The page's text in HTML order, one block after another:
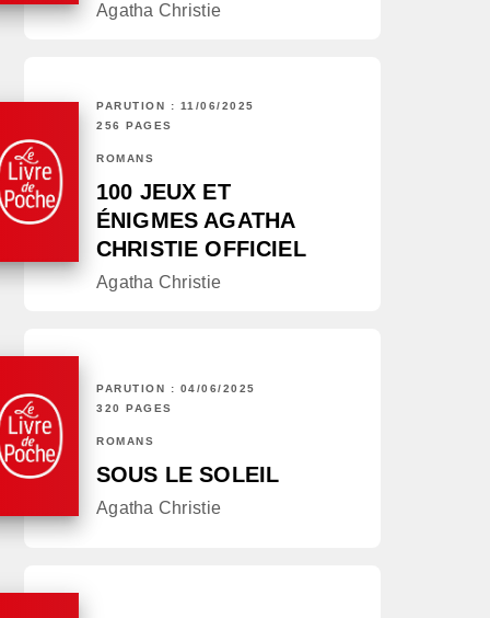
Agatha Christie
PARUTION : 11/06/2025
256 PAGES
ROMANS
100 JEUX ET
ÉNIGMES AGATHA
CHRISTIE OFFICIEL
Agatha Christie
PARUTION : 04/06/2025
320 PAGES
ROMANS
SOUS LE SOLEIL
Agatha Christie